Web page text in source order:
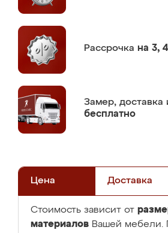
Рассрочка на 3,
Замер,
бесплатно
Цена Доставка
Стоимость зависит от
материалов Вашей мебели.